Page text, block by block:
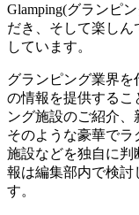
Glamping(グランピ
だき、そして楽し
しています。
グランピング業界を
の情報を提供するこ
ング施設のご紹介
そのような豪華でラ
施設などを独自に判
報は編集部内で検討
す。